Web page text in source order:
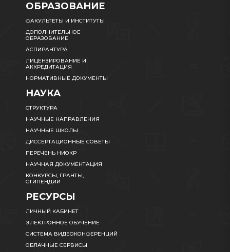
ОБРАЗОВАНИЕ
ФАКУЛЬТЕТЫ И ИНСТИТУТЫ
ДОПОЛНИТЕЛЬНОЕ
ОБРАЗОВАНИЕ
АСПИРАНТУРА
ЛИЦЕНЗИРОВАНИЕ И
АККРЕДИТАЦИЯ
НОРМАТИВНЫЕ ДОКУМЕНТЫ
НАУКА
СТРУКТУРА
НАУЧНЫЕ НАПРАВЛЕНИЯ
НАУЧНЫЕ ШКОЛЫ
ДИССЕРТАЦИОННЫЕ СОВЕТЫ
ПЕРЕЧЕНЬ НИОКР
НАУЧНАЯ ДОКУМЕНТАЦИЯ
КОНКУРСЫ, ГРАНТЫ,
СТИПЕНДИИ
РЕСУРСЫ
ЛИЧНЫЙ КАБИНЕТ
ЭЛЕКТРОННОЕ ОБУЧЕНИЕ
СИСТЕМА ВИДЕОКОНФЕРЕНЦИЙ
ОБЛАЧНЫЕ СЕРВИСЫ